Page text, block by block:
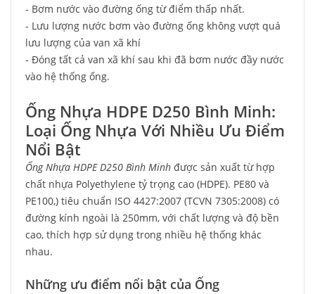
- Bơm nước vào đường ống từ điểm thấp nhất.
- Lưu lượng nước bơm vào đường ống không vượt quá
lưu lượng của van xã khí
- Đóng tất cả van xã khí sau khi đã bơm nước đầy nước
vào hệ thống ống.
Ống Nhựa HDPE D250 Bình Minh:
Loại Ống Nhựa Với Nhiều Ưu Điểm
Nổi Bật
Ống Nhựa HDPE D250 Bình Minh được sản xuất từ hợp
chất nhựa Polyethylene tỷ trọng cao (HDPE). PE80 và
PE100,) tiêu chuẩn ISO 4427:2007 (TCVN 7305:2008) có
đường kính ngoài là 250mm, với chất lượng và độ bền
cao, thích hợp sử dụng trong nhiều hệ thống khác
nhau.
Những ưu điểm nổi bật của Ống